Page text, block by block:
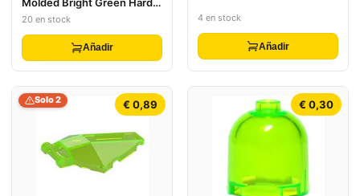
Rubber Tire Pattern
20 en stock
Añadir
4 en stock
Añadir
€ 0,89
Solo 2 € 0,30